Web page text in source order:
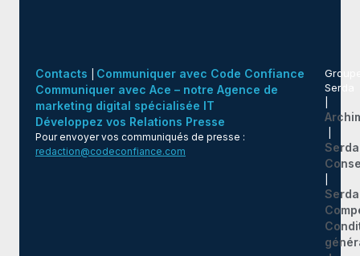
Contacts
Communiquer avec Code Confiance
Communiquer avec Ace – notre Agence de
marketing digital spécialisée IT
Développez vos Relations Presse
Pour envoyer vos communiqués de presse :
redaction@codeconfiance.com
Serda
Serda
Serda